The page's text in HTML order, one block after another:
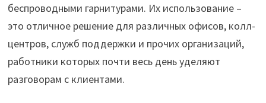
беспроводными гарнитурами. Их использование –
это отличное решение для различных офисов, колл-
центров, служб поддержки и прочих организаций,
работники которых почти весь день уделяют
разговорам с клиентами.